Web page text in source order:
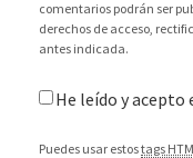
comentarios podrán ser
derechos de acceso,
antes indicada.
He leído y acepto
Puedes usar estostags